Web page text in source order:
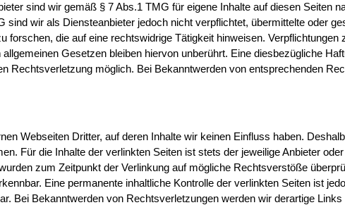
sind wir gemäß § 7 Abs.1 TMG für eigene Inhalte auf diesen Seiten
sind wir als Diensteanbieter jedoch nicht verpflichtet, übermittelte oder
forschen, die auf eine rechtswidrige Tätigkeit hinweisen. Verpflichtungen
Gesetzen bleiben hiervon unberührt. Eine diesbezügliche
Rechtsverletzung möglich. Bei Bekanntwerden von entsprechenden
Webseiten Dritter, auf deren Inhalte wir keinen Einfluss haben.
Für die Inhalte der verlinkten Seiten ist stets der jeweilige Anbieter
zum Zeitpunkt der Verlinkung auf mögliche Rechtsverstöße
Eine permanente inhaltliche Kontrolle der verlinkten Seiten ist
Bei Bekanntwerden von Rechtsverletzungen werden wir derartige Links